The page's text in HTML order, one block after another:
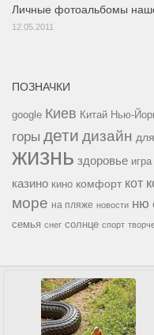
Личные фотоальбомы
12.05.2011
ПОЗНАЧКИ
google Киев Китай Нью-
горы дети дизайн
жизнь здоровье игра
казино кино комфорт кот
море на пляже новости ню
семья снег солнце спорт